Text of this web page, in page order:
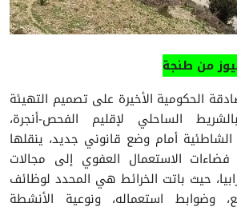
من طنجة
الحكومية الأخيرة على تصميم التهيئة
الساحلي لإقليم الفحص-أنجرة،
الشاطئية أمام وضع قانوني جديد، ينقلها
الاستعمال العفوي إلى مجالات
حيث باتت الخرائط هي المحدد لوظائف
وضوابط استعماله، ونوعية الأنشطة